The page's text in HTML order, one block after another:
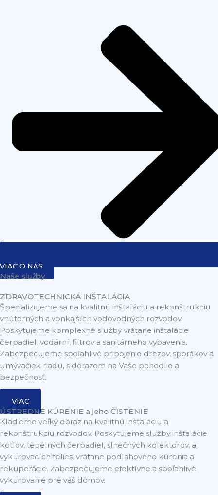
VIAC O NÁS
Naše služby
ZDRAVOTECHNICKÁ INŠTALÁCIA
Špecializujeme sa na kvalitnú inštaláciu a rekonštrukciu
vnútorných a vonkajších vodovodných rozvodov.
Poskytujeme komplexné služby vrátane inštalácie
čerpadiel, vodární, filtrov a sanitárneho vybavenia.
Zabezpečujeme spoľahlivé pripojenie drezov, sporákov a
umývačiek riadu, s dôrazom na Vaše pohodlie a
bezpečnosť.
VIAC
ÚSTREDNÉ KÚRENIE a jeho ČISTENIE
Kladieme veľký dôraz na kvalitnú inštaláciu a
rekonštrukciu rozvodov. Poskytujeme služby inštalácie
kotlov, tepelných čerpadiel, slnečných kolektorov, a
vykurovacích telies, vrátane podlahového kúrenia a
rekuperácie. Zabezpečujeme efektívne a spoľahlivé
vykurovanie pre váš domov.